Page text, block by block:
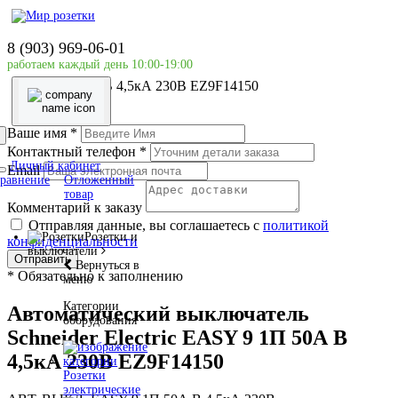
8 (903) 969-06-01
работаем каждый день 10:00-19:00
Личный кабинет
Отложенный
товар
Розетки и
выключатели
Вернуться в
меню
Категории
оборудования
Розетки
электрические
Главная страница
Schneider Electric
Автоматический выключатель Schneider Electric EASY
9 1П 50А В 4,5кА 230В EZ9F14150
Ваше имя *
Контактный телефон *
Email
Комментарий к заказу
Отправляя данные, вы соглашаетесь с политикой
конфиденциальности
Отправить
* Обязательно к заполнению
Автоматический выключатель
Schneider Electric EASY 9 1П 50А В
4,5кА 230В EZ9F14150